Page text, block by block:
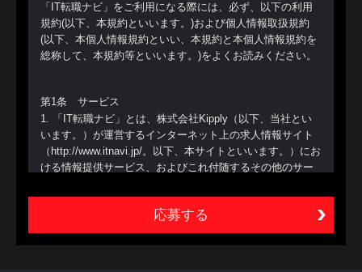
「IT転職ナビ」をご利用になる際には、必ず、以下の利用
規約(以下、本規約といいます。)および個人情報取扱規約
(以下、本個人情報規約といい、本規約と本個人情報規約を
総称して、本規約等といいます。)をよくお読みください。
第1条 サービス
1. 「IT転職ナビ」とは、株式会社Kipply（以下、当社とい
います。）が運営するインターネット上の求人情報サイト
（http://www.itnavi.jp/。以下、本サイトといいます。）にお
ける情報提供サービス、およびこれ付随するその他のサー
す。
2. 本サービスは、あくまでも、本サービスを利用する方
（以下、利用者といいます。）が自ら行う転職活動の支援
を目的とするものであり、職業安定法に定める職業紹介で